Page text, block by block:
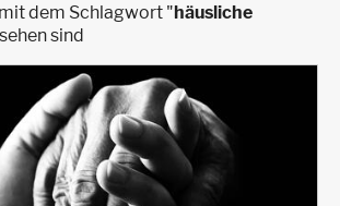
dem Schlagwort "häusliche
sind